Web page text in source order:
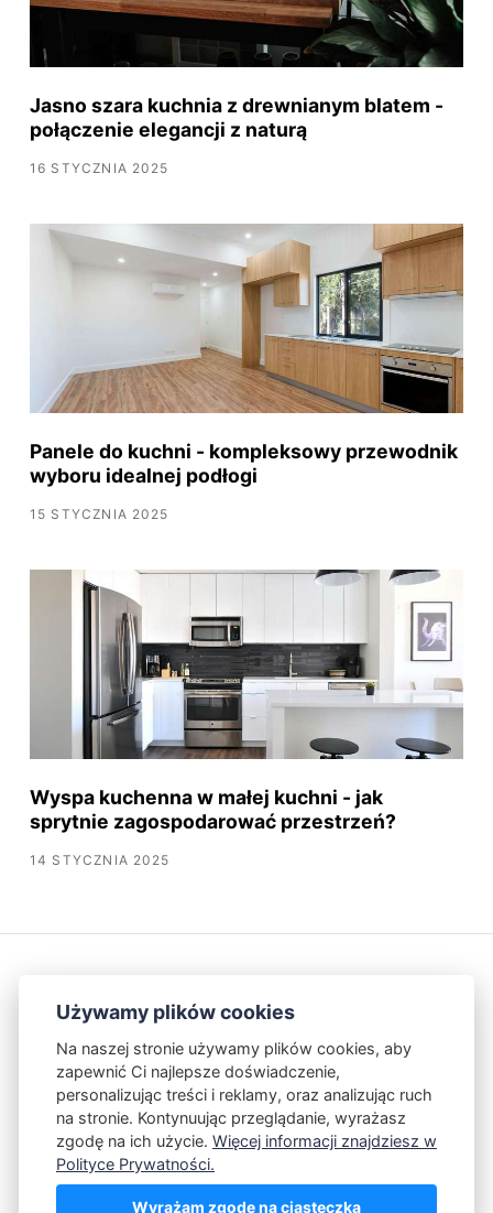
Jasno szara kuchnia z drewnianym blatem -
połączenie elegancji z naturą
16 STYCZNIA 2025
Panele do kuchni - kompleksowy przewodnik
wyboru idealnej podłogi
15 STYCZNIA 2025
Wyspa kuchenna w małej kuchni - jak
sprytnie zagospodarować przestrzeń?
14 STYCZNIA 2025
Kontakt Polityka Prywatności
Powered by Publii
Używamy plików cookies
Na naszej stronie używamy plików cookies, aby
zapewnić Ci najlepsze doświadczenie,
personalizując treści i reklamy, oraz analizując ruch
na stronie. Kontynuując przeglądanie, wyrażasz
zgodę na ich użycie. Więcej informacji znajdziesz w
Polityce Prywatności.
Wyrażam zgodę na ciasteczka